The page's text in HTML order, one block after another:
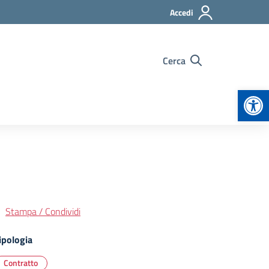
Accedi
Cerca
Stampa / Condividi
Contratto